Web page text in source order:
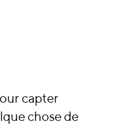
capter
chose de